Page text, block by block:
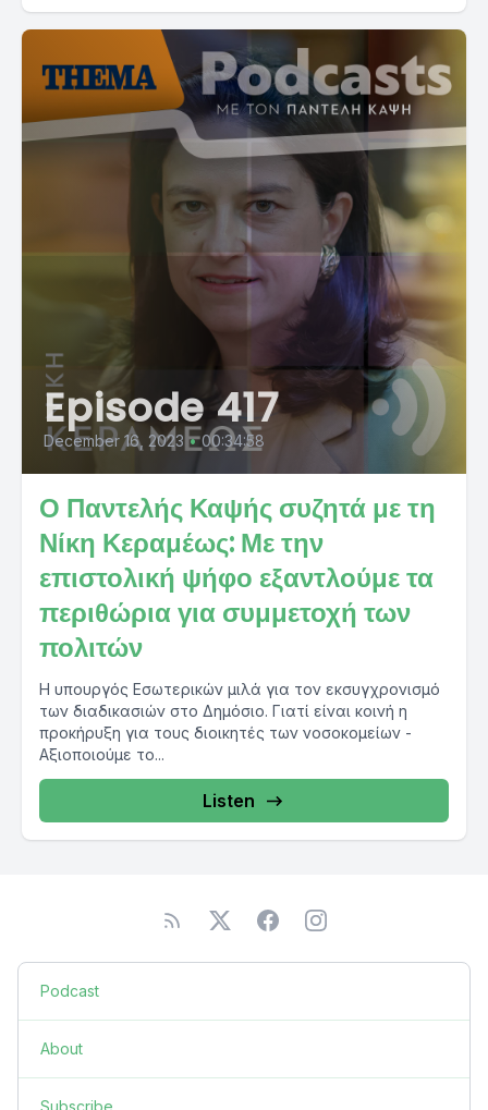
Episode 417
December 16, 2023 • 00:34:58
Ο Παντελής Καψής συζητά με τη
Νίκη Κεραμέως: Με την
επιστολική ψήφο εξαντλούμε τα
περιθώρια για συμμετοχή των
πολιτών
Η υπουργός Εσωτερικών μιλά για τον εκσυγχρονισμό
των διαδικασιών στο Δημόσιο. Γιατί είναι κοινή η
προκήρυξη για τους διοικητές των νοσοκομείων -
Αξιοποιούμε το...
Listen
Podcast
About
Subscribe